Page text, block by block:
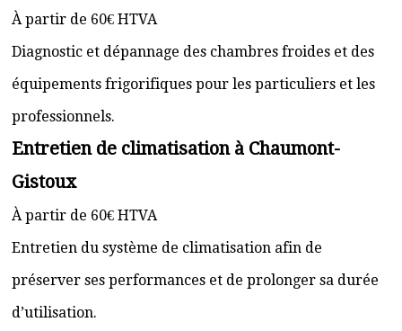
À partir de 60€ HTVA
Diagnostic et dépannage des chambres froides et des
équipements frigorifiques pour les particuliers et les
professionnels.
Entretien de climatisation à Chaumont-
Gistoux
À partir de 60€ HTVA
Entretien du système de climatisation afin de
préserver ses performances et de prolonger sa durée
d’utilisation.